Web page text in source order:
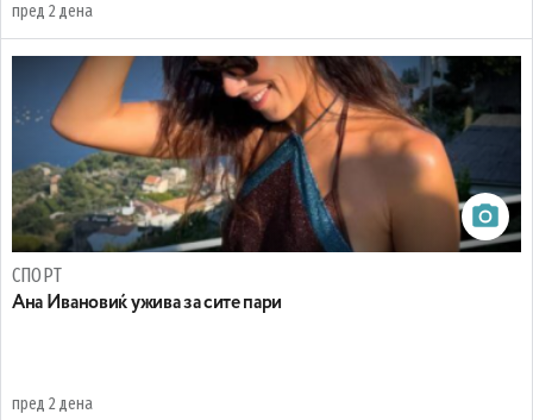
пред 2 дена
СПОРТ
Ана Ивановиќ ужива за сите пари
пред 2 дена